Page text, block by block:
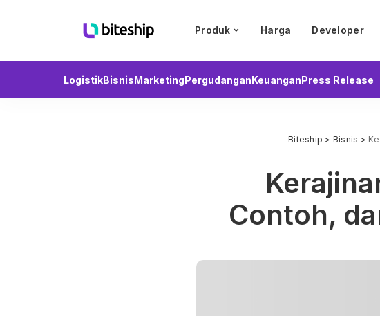
Produk Harga Developer
LogistikBisnisMarketingPergudanganKeuanganPress Release
Biteship > Bisnis >
Contoh,